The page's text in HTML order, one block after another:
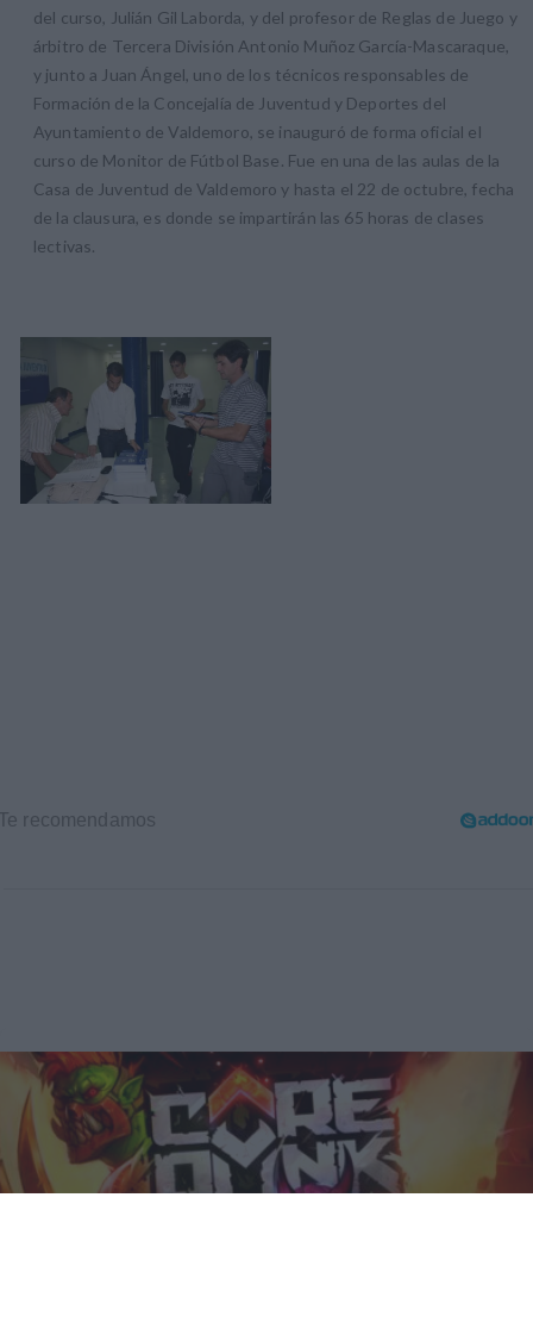
del curso, Julián Gil Laborda, y del profesor de Reglas de Juego y
árbitro de Tercera División Antonio Muñoz García-Mascaraque,
y junto a Juan Ángel, uno de los técnicos responsables de
Formación de la Concejalía de Juventud y Deportes del
Ayuntamiento de Valdemoro, se inauguró de forma oficial el
curso de Monitor de Fútbol Base. Fue en una de las aulas de la
Casa de Juventud de Valdemoro y hasta el 22 de octubre, fecha
de la clausura, es donde se impartirán las 65 horas de clases
lectivas.